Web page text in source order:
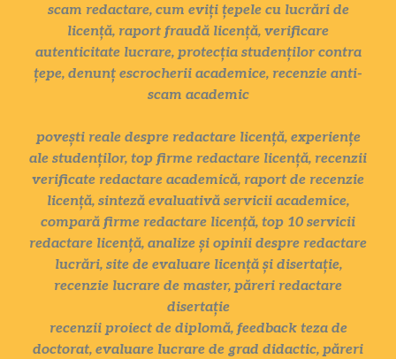
scam redactare, cum eviți țepele cu lucrări de
licență, raport fraudă licență, verificare
autenticitate lucrare, protecția studenților contra
țepe, denunț escrocherii academice, recenzie anti-
scam academic
povești reale despre redactare licență, experiențe
ale studenților, top firme redactare licență, recenzii
verificate redactare academică, raport de recenzie
licență, sinteză evaluativă servicii academice,
compară firme redactare licență, top 10 servicii
redactare licență, analize și opinii despre redactare
lucrări, site de evaluare licență și disertație,
recenzie lucrare de master, păreri redactare
disertație
recenzii proiect de diplomă, feedback teza de
doctorat, evaluare lucrare de grad didactic, păreri